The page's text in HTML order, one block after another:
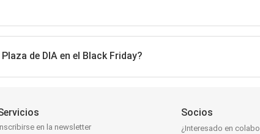
de DIA en el Black Friday?
en la newsletter
Socios
¿Interesado en